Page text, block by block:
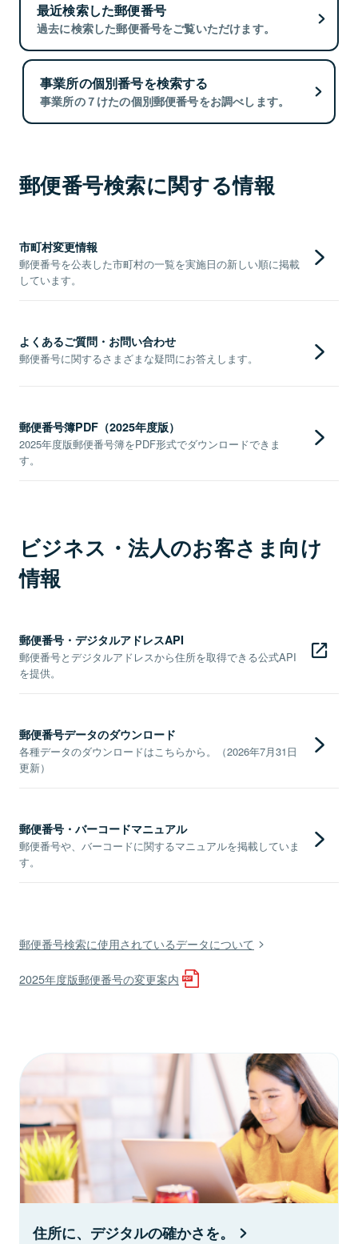
最近検索した郵便番号
過去に検索した郵便番号をご覧いただけます。
事業所の個別番号を検索する
事業所の７けたの個別郵便番号をお調べします。
郵便番号検索に関する情報
市町村変更情報
郵便番号を公表した市町村の一覧を実施日の新しい順に掲載
しています。
よくあるご質問・お問い合わせ
郵便番号に関するさまざまな疑問にお答えします。
郵便番号簿PDF（2025年度版）
2025年度版郵便番号簿をPDF形式でダウンロードできま
す。
ビジネス・法人のお客さま向け
情報
郵便番号・デジタルアドレスAPI
郵便番号とデジタルアドレスから住所を取得できる公式API
を提供。
郵便番号データのダウンロード
各種データのダウンロードはこちらから。（2026年7月31日
更新）
郵便番号・バーコードマニュアル
郵便番号や、バーコードに関するマニュアルを掲載していま
す。
郵便番号検索に使用されているデータについて
2025年度版郵便番号の変更案内
住所に、デジタルの確かさを。